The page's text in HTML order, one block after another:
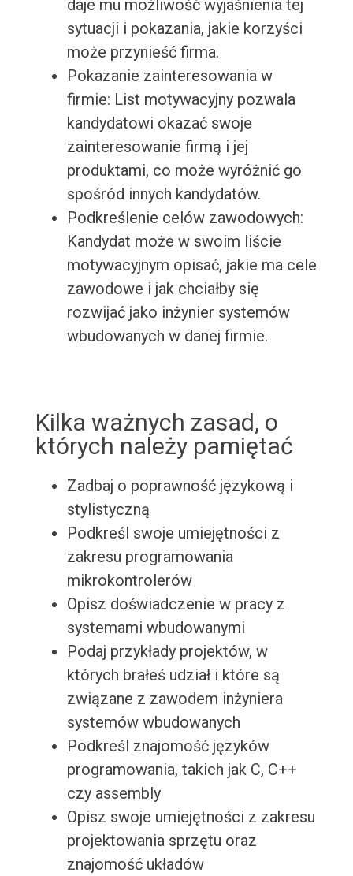
daje mu możliwość wyjaśnienia tej
sytuacji i pokazania, jakie korzyści
może przynieść firma.
Pokazanie zainteresowania w
firmie: List motywacyjny pozwala
kandydatowi okazać swoje
zainteresowanie firmą i jej
produktami, co może wyróżnić go
spośród innych kandydatów.
Podkreślenie celów zawodowych:
Kandydat może w swoim liście
motywacyjnym opisać, jakie ma cele
zawodowe i jak chciałby się
rozwijać jako inżynier systemów
wbudowanych w danej firmie.
Kilka ważnych zasad, o
których należy pamiętać
Zadbaj o poprawność językową i
stylistyczną
Podkreśl swoje umiejętności z
zakresu programowania
mikrokontrolerów
Opisz doświadczenie w pracy z
systemami wbudowanymi
Podaj przykłady projektów, w
których brałeś udział i które są
związane z zawodem inżyniera
systemów wbudowanych
Podkreśl znajomość języków
programowania, takich jak C, C++
czy assembly
Opisz swoje umiejętności z zakresu
projektowania sprzętu oraz
znajomość układów